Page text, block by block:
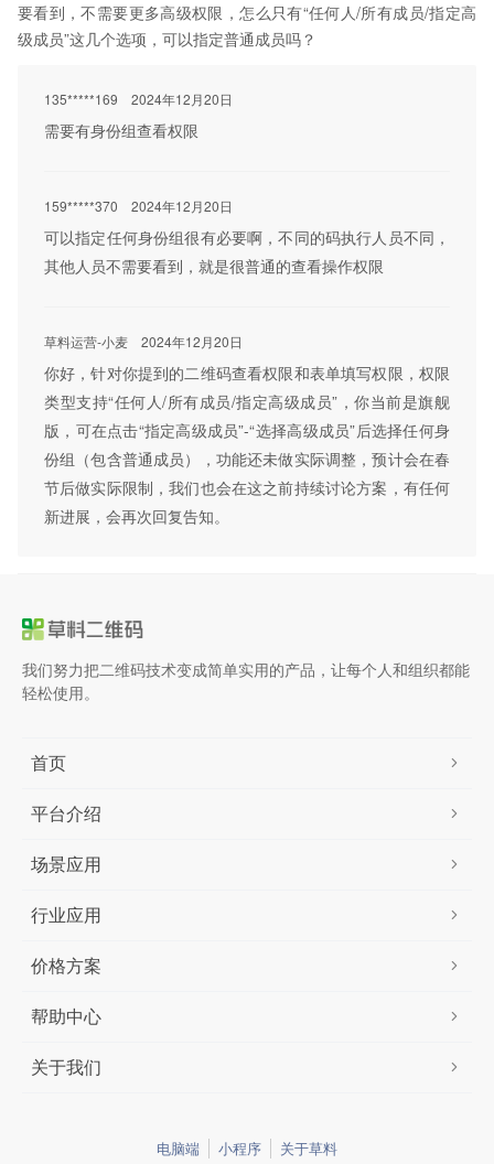
要看到，不需要更多高级权限，怎么只有“任何人/所有成员/指定高
级成员”这几个选项，可以指定普通成员吗？
135*****169 2024年12月20日
需要有身份组查看权限
159*****370 2024年12月20日
可以指定任何身份组很有必要啊，不同的码执行人员不同，
其他人员不需要看到，就是很普通的查看操作权限
草料运营-小麦 2024年12月20日
你好，针对你提到的二维码查看权限和表单填写权限，权限
类型支持“任何人/所有成员/指定高级成员”，你当前是旗舰
版，可在点击“指定高级成员”-“选择高级成员”后选择任何身
份组（包含普通成员），功能还未做实际调整，预计会在春
节后做实际限制，我们也会在这之前持续讨论方案，有任何
新进展，会再次回复告知。
我们努力把二维码技术变成简单实用的产品，让每个人和组织都能
轻松使用。
首页
平台介绍
场景应用
行业应用
价格方案
帮助中心
关于我们
电脑端 小程序 关于草料